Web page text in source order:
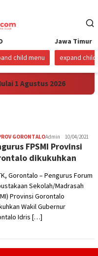
child menu
Jawa Timur
expand child
1 Agustus 2026
GORONTALOAdmin 10/04/2021
FPSMI Provinsi
dikukuhkan
Gorontalo – Pengurus Forum
Sekolah/Madrasah
Provinsi Gorontalo
Wakil Gubernur
Idris […]